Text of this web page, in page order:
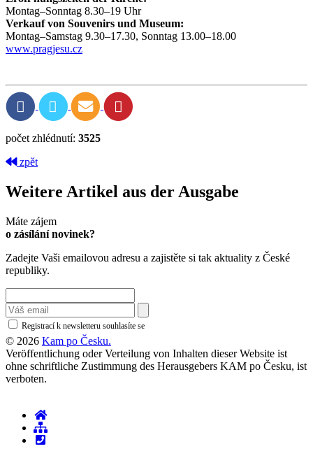
Montag–Sonntag 8.30–19 Uhr
Verkauf von Souvenirs und Museum:
Montag–Samstag 9.30–17.30, Sonntag 13.00–18.00
www.pragjesu.cz
počet zhlédnutí: 3525
zpět
Weitere Artikel aus der Ausgabe
Máte zájem
o zásílání novinek?
Zadejte Vaši emailovou adresu a zajistěte si tak aktuality z České
republiky.
Registrací k newsletteru souhlasíte se
© 2026 Kam po Česku.
Veröffentlichung oder Verteilung von Inhalten dieser Website ist
ohne schriftliche Zustimmung des Herausgebers KAM po Česku, ist
verboten.